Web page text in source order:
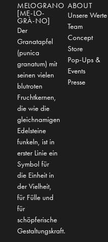
MELOGRANO
[ME-LO-
GRÀ-NO]
Der
Granatapfel
(punica
granatum) mit
seinen vielen
blutroten
Fruchtkernen,
die wie die
gleichnamigen
Edelsteine
funkeln, ist in
erster Linie ein
Symbol für
die Einheit in
der Vielheit,
für Fülle und
für
schöpferische
Gestaltungskraft.
ABOUT
Unsere Werte
Team
Concept
Store
Pop-Ups &
Events
Presse